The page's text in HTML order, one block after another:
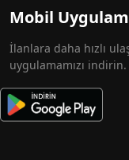
Mobil
İlanlara daha hızlı
uygulamamızı indirin.